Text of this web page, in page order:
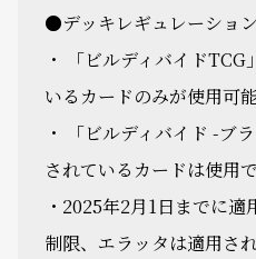
●デッキレギュレーション
・ 「ビルディバイド
いるカードのみが使用可
・ 「ビルディバイド -ブ
されているカードは使用
・2025年2月1日までに適
制限、エラッタは適用さ